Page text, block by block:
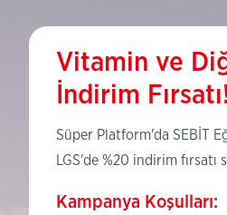
Vitamin ve
İndirim
Süper Platform'da SEBİT
LGS'de %20 indirim fırsatı
Kampanya Koşulları: